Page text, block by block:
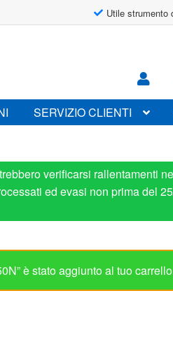
Utile strumento
SERVIZIO CLIENTI
verificarsi rallentamenti
ed evasi non prima del
è stato aggiunto al tuo